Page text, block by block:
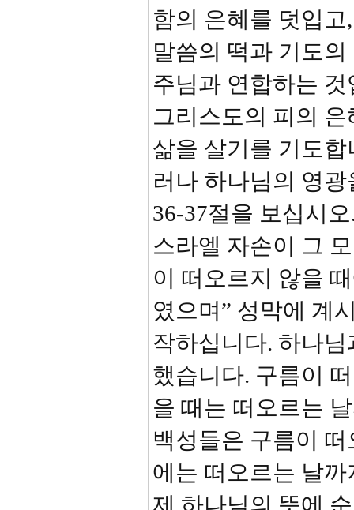
함의 은혜를 덧입
말씀의 떡과 기도
주님과 연합하는
그리스도의 피의
삶을 살기를 기도
러나 하나님의 영
36-37절을 보십시
스라엘 자손이 그
이 떠오르지 않을
였으며” 성막에 계
작하십니다. 하나
했습니다. 구름이
을 때는 떠오르는
백성들은 구름이
에는 떠오르는 날
제 하나님의 뜻에